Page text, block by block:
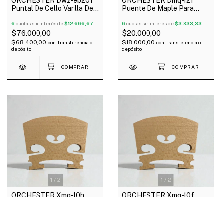
Puntal De Cello Varilla De
6 cuotas sin interés de$12.666,67
$76.000,00
$68.400,00 con Transferencia o
depósito
Puente De Maple Para
6 cuotas sin interés de$3.333,33
$20.000,00
$18.000,00 con Transferencia o
depósito
1 / 2
ORCHESTER Xmq-10h
1 / 2
ORCHESTER Xmq-10f